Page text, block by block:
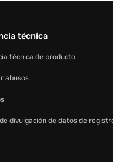
técnica
técnica de producto
abusos
divulgación de datos de